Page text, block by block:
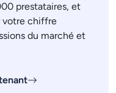
prestataires, et
votre chiffre
du marché et